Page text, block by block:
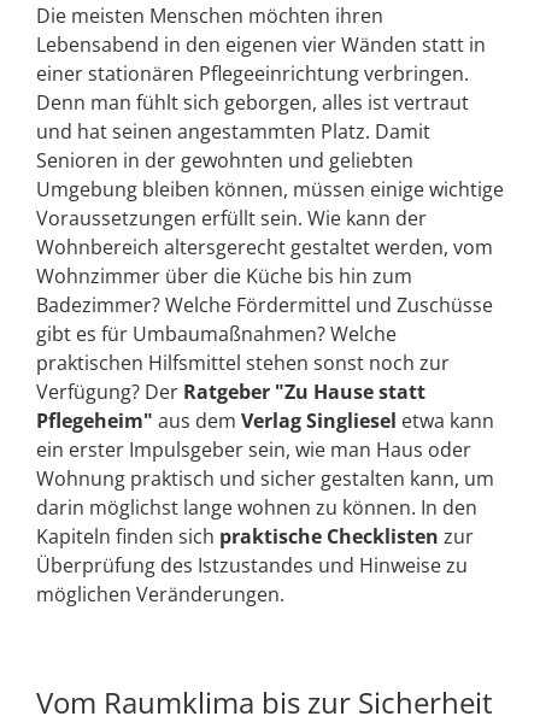
Die meisten Menschen möchten ihren
Lebensabend in den eigenen vier Wänden statt in
einer stationären Pflegeeinrichtung verbringen.
Denn man fühlt sich geborgen, alles ist vertraut
und hat seinen angestammten Platz. Damit
Senioren in der gewohnten und geliebten
Umgebung bleiben können, müssen einige wichtige
Voraussetzungen erfüllt sein. Wie kann der
Wohnbereich altersgerecht gestaltet werden, vom
Wohnzimmer über die Küche bis hin zum
Badezimmer? Welche Fördermittel und Zuschüsse
gibt es für Umbaumaßnahmen? Welche
praktischen Hilfsmittel stehen sonst noch zur
Verfügung? Der Ratgeber "Zu Hause statt
Pflegeheim" aus dem Verlag Singliesel etwa kann
ein erster Impulsgeber sein, wie man Haus oder
Wohnung praktisch und sicher gestalten kann, um
darin möglichst lange wohnen zu können. In den
Kapiteln finden sich praktische Checklisten zur
Überprüfung des Istzustandes und Hinweise zu
möglichen Veränderungen.
Vom Raumklima bis zur Sicherheit